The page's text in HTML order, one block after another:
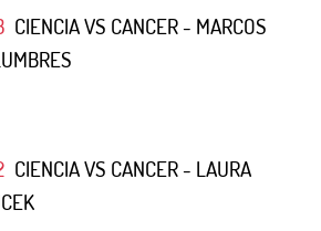
CIENCIA VS CANCER - MARCOS
CIENCIA VS CANCER - LAURA